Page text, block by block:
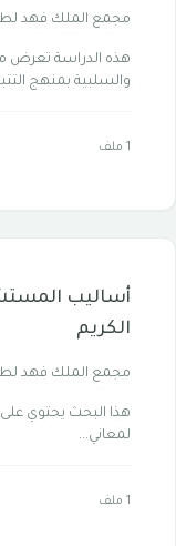
مجمع الملك فهد
هذه الدراسة تعرض
والسلبية بمنهج
1 ملف
أساليب
الكريم
مجمع الملك فهد
هذا البحث يحتوي
لمعاني...
1 ملف